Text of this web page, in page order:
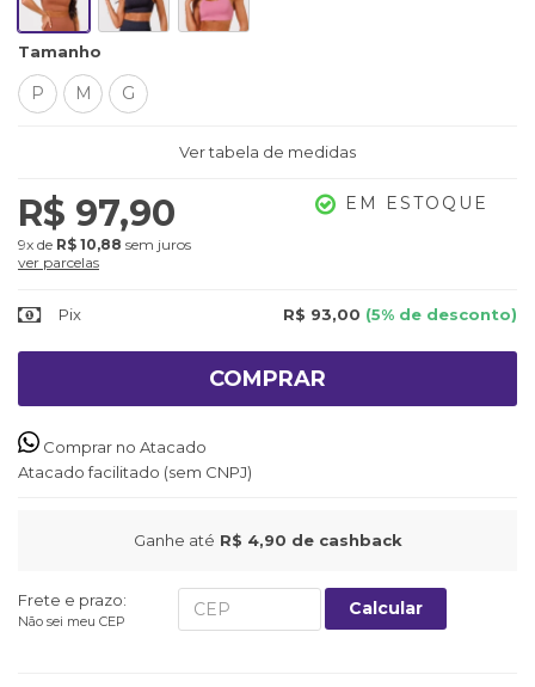
Tamanho
P M G
Ver tabela de medidas
R$ 97,90
9x de R$ 10,88 sem juros
ver parcelas
EM ESTOQUE
Pix R$ 93,00 (5% de desconto)
COMPRAR
Comprar no Atacado
Atacado facilitado (sem CNPJ)
Ganhe até R$ 4,90 de cashback
Frete e prazo:
Não sei meu CEP
Calcular